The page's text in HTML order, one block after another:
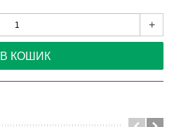
+
В КОШИК